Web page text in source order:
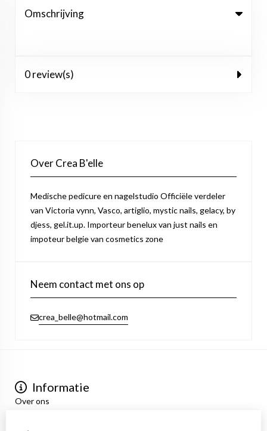
Omschrijving
0 review(s)
Over Crea B'elle
Medische pedicure en nagelstudio Officiële verdeler
van Victoria vynn, Vasco, artiglio, mystic nails, gelacy, by
djess, gel.it.up. Importeur benelux van just nails en
impoteur belgie van cosmetics zone
Neem contact met ons op
crea_belle@hotmail.com
Informatie
Over ons